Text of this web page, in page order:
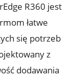
R360 jest
łatwe
się potrzeb
z
dodawania